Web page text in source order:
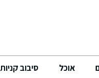
אוכל סיבוב קניות